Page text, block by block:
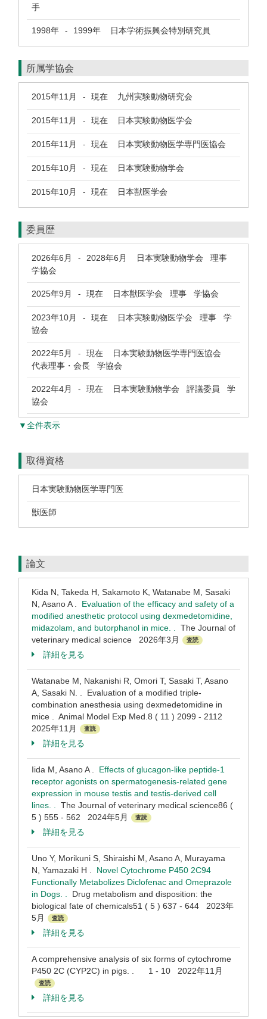
手
1998年 - 1999年 日本学術振興会特別研究員
所属学協会
2015年11月 - 現在 九州実験動物研究会
2015年11月 - 現在 日本実験動物医学会
2015年11月 - 現在 日本実験動物医学専門医協会
2015年10月 - 現在 日本実験動物学会
2015年10月 - 現在 日本獣医学会
委員歴
2026年6月 - 2028年6月
日本実験動物学会 理事
学協会
2025年9月 - 現在 日本獣医学会 理事 学協会
2023年10月 - 現在 日本実験動物医学会 理事 学
協会
2022年5月 - 現在 日本実験動物医学専門医協会
代表理事・会長 学協会
2022年4月 - 現在 日本実験動物学会 評議委員 学
協会
▼全件表示
取得資格
日本実験動物医学専門医
獣医師
論文
Kida N, Takeda H, Sakamoto K, Watanabe M, Sasaki
N, Asano A . Evaluation of the efficacy and safety of a
modified anesthetic protocol using dexmedetomidine,
midazolam, and butorphanol in mice. . The Journal of
veterinary medical science 2026年3月
査読
詳細を見る
Watanabe M, Nakanishi R, Omori T, Sasaki T, Asano
A, Sasaki N. . Evaluation of a modified triple-
combination anesthesia using dexmedetomidine in
mice . Animal Model Exp Med.8 ( 11 ) 2099 - 2112
2025年11月
査読
詳細を見る
Iida M, Asano A . Effects of glucagon-like peptide-1
receptor agonists on spermatogenesis-related gene
expression in mouse testis and testis-derived cell
lines. . The Journal of veterinary medical science86 (
5 ) 555 - 562 2024年5月
査読
詳細を見る
Uno Y, Morikuni S, Shiraishi M, Asano A, Murayama
N, Yamazaki H . Novel Cytochrome P450 2C94
Functionally Metabolizes Diclofenac and Omeprazole
in Dogs. . Drug metabolism and disposition: the
biological fate of chemicals51 ( 5 ) 637 - 644 2023年
5月
査読
詳細を見る
A comprehensive analysis of six forms of cytochrome
P450 2C (CYP2C) in pigs. . 1 - 10 2022年11月
査読
詳細を見る